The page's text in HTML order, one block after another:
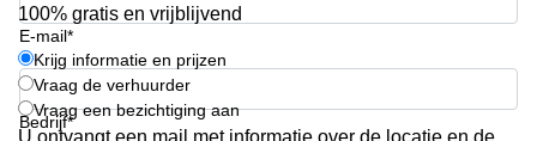
Coworking
space
Zwolle
Coworking
Haarlem
E-mail*
Bedrijf*
100% gratis en vrijblijvend
Krijg informatie en prijzen
Vraag de verhuurder
Vraag een bezichtiging aan
U ontvangt een mail met informatie over de locatie en de